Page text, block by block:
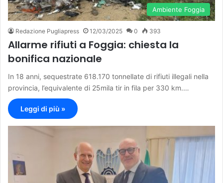
Ambiente Foggia
Redazione Pugliapress 12/03/2025 0 393
Allarme rifiuti a Foggia: chiesta la
bonifica nazionale
In 18 anni, sequestrate 618.170 tonnellate di rifiuti illegali nella
provincia, l’equivalente di 25mila tir in fila per 330 km.…
Leggi di più »